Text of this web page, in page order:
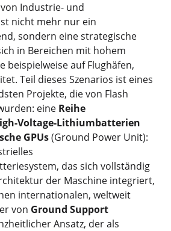
Industrie- und
nicht mehr nur ein
sondern eine strategische
in Bereichen mit hohem
beispielweise auf Flughäfen,
Teil dieses Szenarios ist eines
Projekte, die von Flash
eine Reihe
Voltage-Lithiumbatterien
GPUs(Ground Power Unit):
das sich vollständig
der Maschine integriert,
internationalen, weltweit
von Ground Support
Ansatz, der als